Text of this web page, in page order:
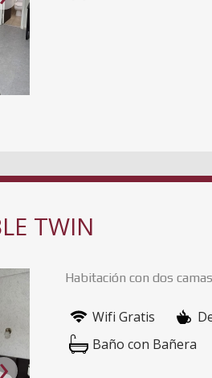
TWIN
Habitación con dos
Wifi Gratis
Baño con Bañera